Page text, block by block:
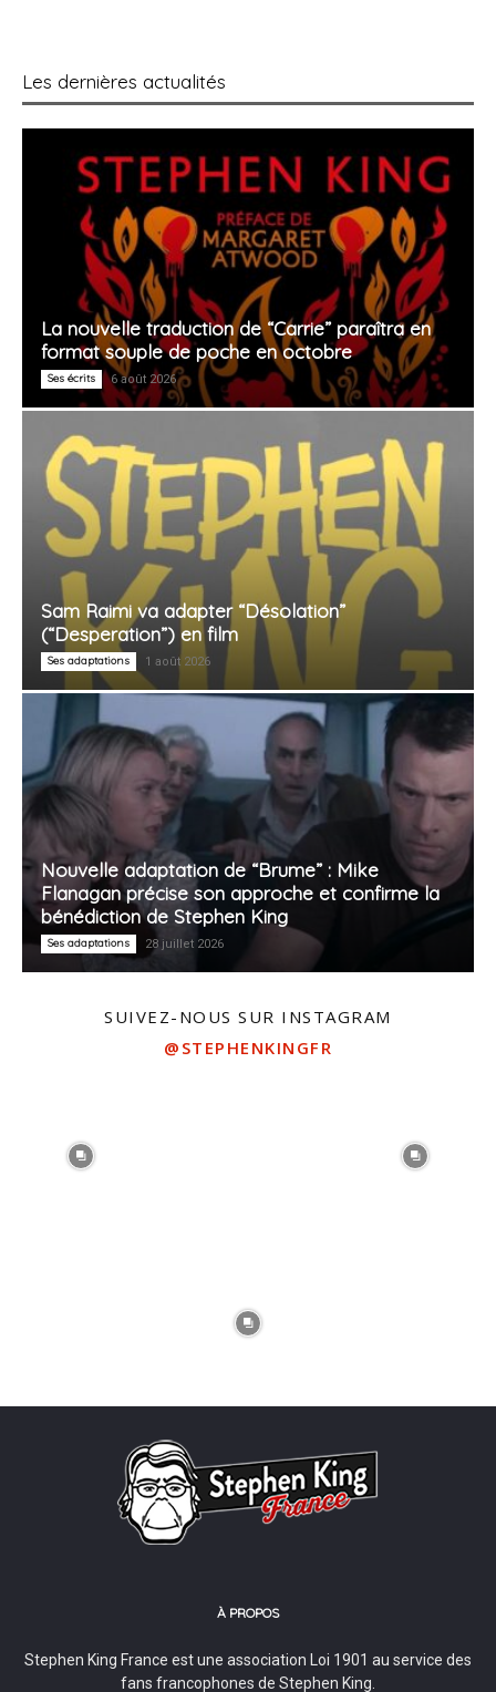
Les dernières actualités
La nouvelle traduction de “Carrie” paraîtra en
format souple de poche en octobre
Ses écrits 6 août 2026
Sam Raimi va adapter “Désolation”
(“Desperation”) en film
Ses adaptations 1 août 2026
Nouvelle adaptation de “Brume” : Mike
Flanagan précise son approche et confirme la
bénédiction de Stephen King
Ses adaptations 28 juillet 2026
SUIVEZ-NOUS SUR INSTAGRAM
@STEPHENKINGFR
À PROPOS
Stephen King France est une association Loi 1901 au service des
fans francophones de Stephen King.